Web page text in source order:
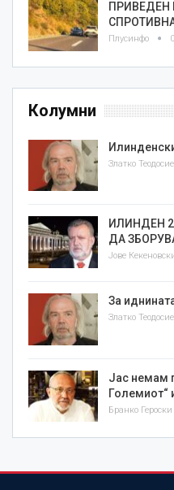
ПРИВЕДЕН
Плусинфо
Колумни
ИЛИНДЕН
ДА
Јове
За
Јас немам
Големиот“
Бранко Героски